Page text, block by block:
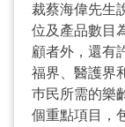
互聯互通、宜
下，應對人口
養與優質生活
行的「網上高
探討全球樂齡
賓加拿大
裁蔡海偉先生
位及產品數目
顧者外，還有
福界、醫護界
巿民所需的樂
個重點項目，